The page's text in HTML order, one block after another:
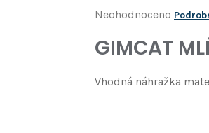
Průměrné
produktu
Neohodnoceno
GIMCAT
Vhodná náhražka